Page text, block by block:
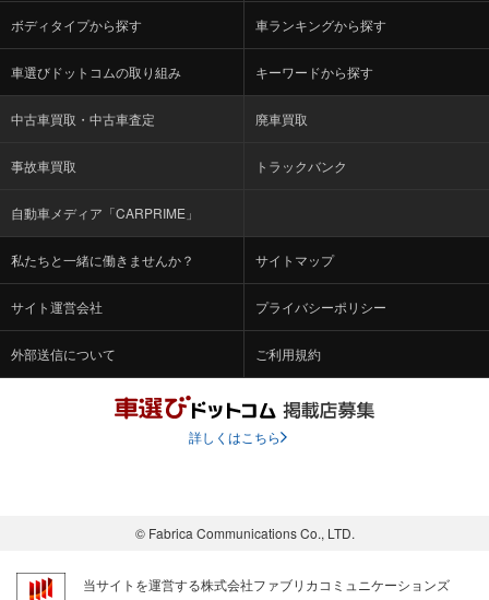
ボディタイプから探す 車ランキングから探す
車選びドットコムの取り組み キーワードから探す
中古車買取・中古車査定 廃車買取
事故車買取 トラックバンク
自動車メディア「CARPRIME」
私たちと一緒に働きませんか？ サイトマップ
サイト運営会社 プライバシーポリシー
外部送信について ご利用規約
詳しくはこちら
© Fabrica Communications Co., LTD.
当サイトを運営する株式会社ファブリカコミュニケーションズ